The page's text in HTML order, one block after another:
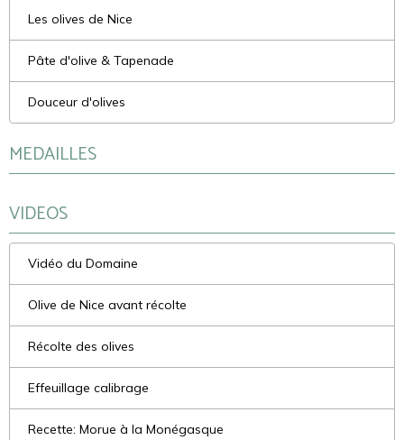
Les olives de Nice
Pâte d'olive & Tapenade
Douceur d'olives
MEDAILLES
VIDEOS
Vidéo du Domaine
Olive de Nice avant récolte
Récolte des olives
Effeuillage calibrage
Recette: Morue à la Monégasque